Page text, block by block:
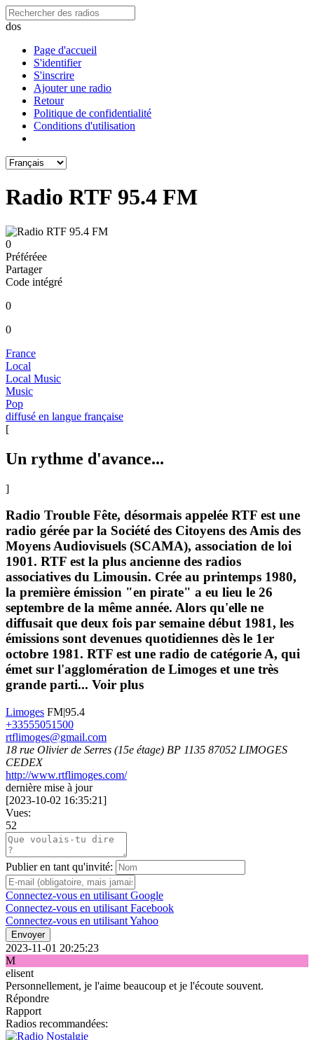
dos
Page d'accueil
S'identifier
S'inscrire
Ajouter une radio
Retour
Politique de confidentialité
Conditions d'utilisation
Radio RTF 95.4 FM
0
Préféréeе
Partager
Code intégré
0
0
France
Local
Local Music
Music
Pop
diffusé en langue française
[
Un rythme d'avance...
]
Radio Trouble Fête, désormais appelée RTF est une
radio gérée par la Société des Citoyens des Amis des
Moyens Audiovisuels (SCAMA), association de loi
1901. RTF est la plus ancienne des radios
associatives du Limousin. Crée au printemps 1980,
la première émission "en pirate" a eu lieu le 26
septembre de la même année. Alors qu'elle ne
diffusait que deux fois par semaine début 1981, les
émissions sont devenues quotidiennes dès le 1er
octobre 1981. RTF est une radio de catégorie A, qui
émet sur l'agglomération de Limoges et une très
grande parti... Voir plus
Limoges FM|95.4
+33555051500
rtflimoges@gmail.com
18 rue Olivier de Serres (15e étage) BP 1135 87052 LIMOGES
CEDEX
http://www.rtflimoges.com/
dernière mise à jour
[2023-10-02 16:35:21]
Vues:
52
Publier en tant qu'invité:
Connectez-vous en utilisant Google
Connectez-vous en utilisant Facebook
Connectez-vous en utilisant Yahoo
Envoyer
2023-11-01 20:25:23
M
elisent
Personnellement, je l'aime beaucoup et je l'écoute souvent.
Répondre
Rapport
Radios recommandées: